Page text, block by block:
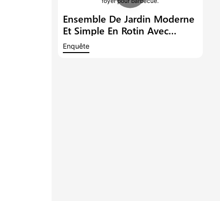
Ensemble De Jardin Moderne
Et Simple En Rotin Avec
Chaises D'extérieur En Osier
Et Table Foyer Pour Barbecue.
Enquête